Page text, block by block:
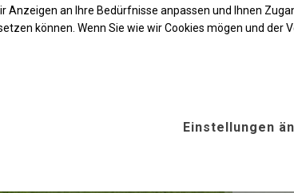
Anzeigen an Ihre Bedürfnisse anpassen und Ihnen
können. Wenn Sie wie wir Cookies mögen und der
Einstellungen